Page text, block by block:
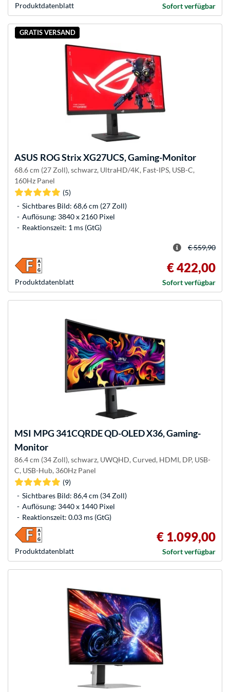
Produkt­datenblatt Sofort verfügbar
GRATIS VERSAND
ASUS ROG Strix XG27UCS, Gaming-Monitor
68.6 cm (27 Zoll), schwarz, UltraHD/4K, Fast-IPS, USB-C,
160Hz Panel
(5)
Sichtbares Bild: 68,6 cm (27 Zoll)
Auflösung: 3840 x 2160 Pixel
Reaktionszeit: 1 ms (GtG)
Produkt­datenblatt
€ 559,90
€ 422,00
Sofort verfügbar
MSI MPG 341CQRDE QD-OLED X36, Gaming-
Monitor
86.4 cm (34 Zoll), schwarz, UWQHD, Curved, HDMI, DP, USB-
C, USB-Hub, 360Hz Panel
(9)
Sichtbares Bild: 86,4 cm (34 Zoll)
Auflösung: 3440 x 1440 Pixel
Reaktionszeit: 0.03 ms (GtG)
Produkt­datenblatt
€ 1.099,00
Sofort verfügbar